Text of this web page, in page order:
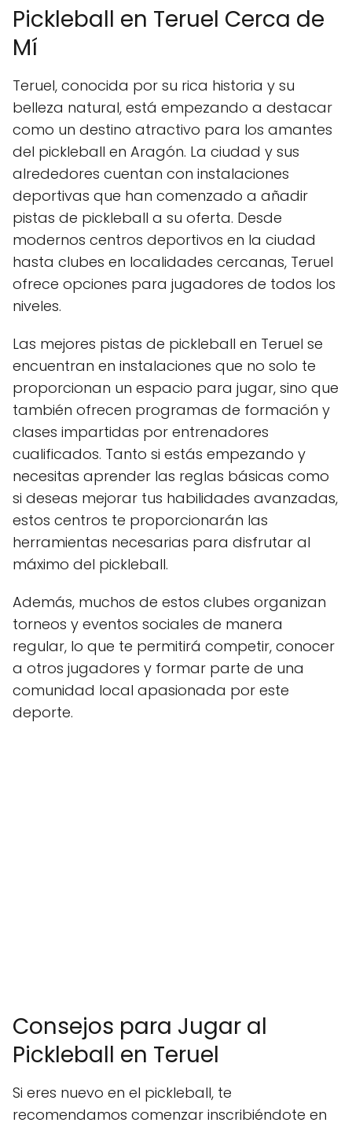
Pickleball en Teruel Cerca de
Mí
Teruel, conocida por su rica historia y su
belleza natural, está empezando a destacar
como un destino atractivo para los amantes
del pickleball en Aragón. La ciudad y sus
alrededores cuentan con instalaciones
deportivas que han comenzado a añadir
pistas de pickleball a su oferta. Desde
modernos centros deportivos en la ciudad
hasta clubes en localidades cercanas, Teruel
ofrece opciones para jugadores de todos los
niveles.
Las mejores pistas de pickleball en Teruel se
encuentran en instalaciones que no solo te
proporcionan un espacio para jugar, sino que
también ofrecen programas de formación y
clases impartidas por entrenadores
cualificados. Tanto si estás empezando y
necesitas aprender las reglas básicas como
si deseas mejorar tus habilidades avanzadas,
estos centros te proporcionarán las
herramientas necesarias para disfrutar al
máximo del pickleball.
Además, muchos de estos clubes organizan
torneos y eventos sociales de manera
regular, lo que te permitirá competir, conocer
a otros jugadores y formar parte de una
comunidad local apasionada por este
deporte.
Consejos para Jugar al
Pickleball en Teruel
Si eres nuevo en el pickleball, te
recomendamos comenzar inscribiéndote en